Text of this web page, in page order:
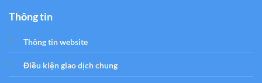
Thông tin
Thông tin website
Điều kiện giao dịch chung